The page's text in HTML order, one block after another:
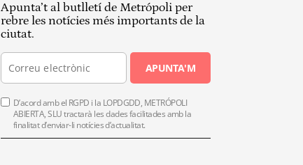
Apunta’t al butlletí de Metrópoli per
rebre les notícies més importants de la
ciutat.
APUNTA'M
D’acord amb el RGPD i la LOPDGDD, METRÓPOLI
ABIERTA, SLU tractarà les dades facilitades amb la
finalitat d’enviar-li notícies d’actualitat.